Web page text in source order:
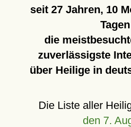
seit 27 Jahren, 10
Tagen
die
zuverlässigste
über Heilige in
Die Liste aller
den 7.